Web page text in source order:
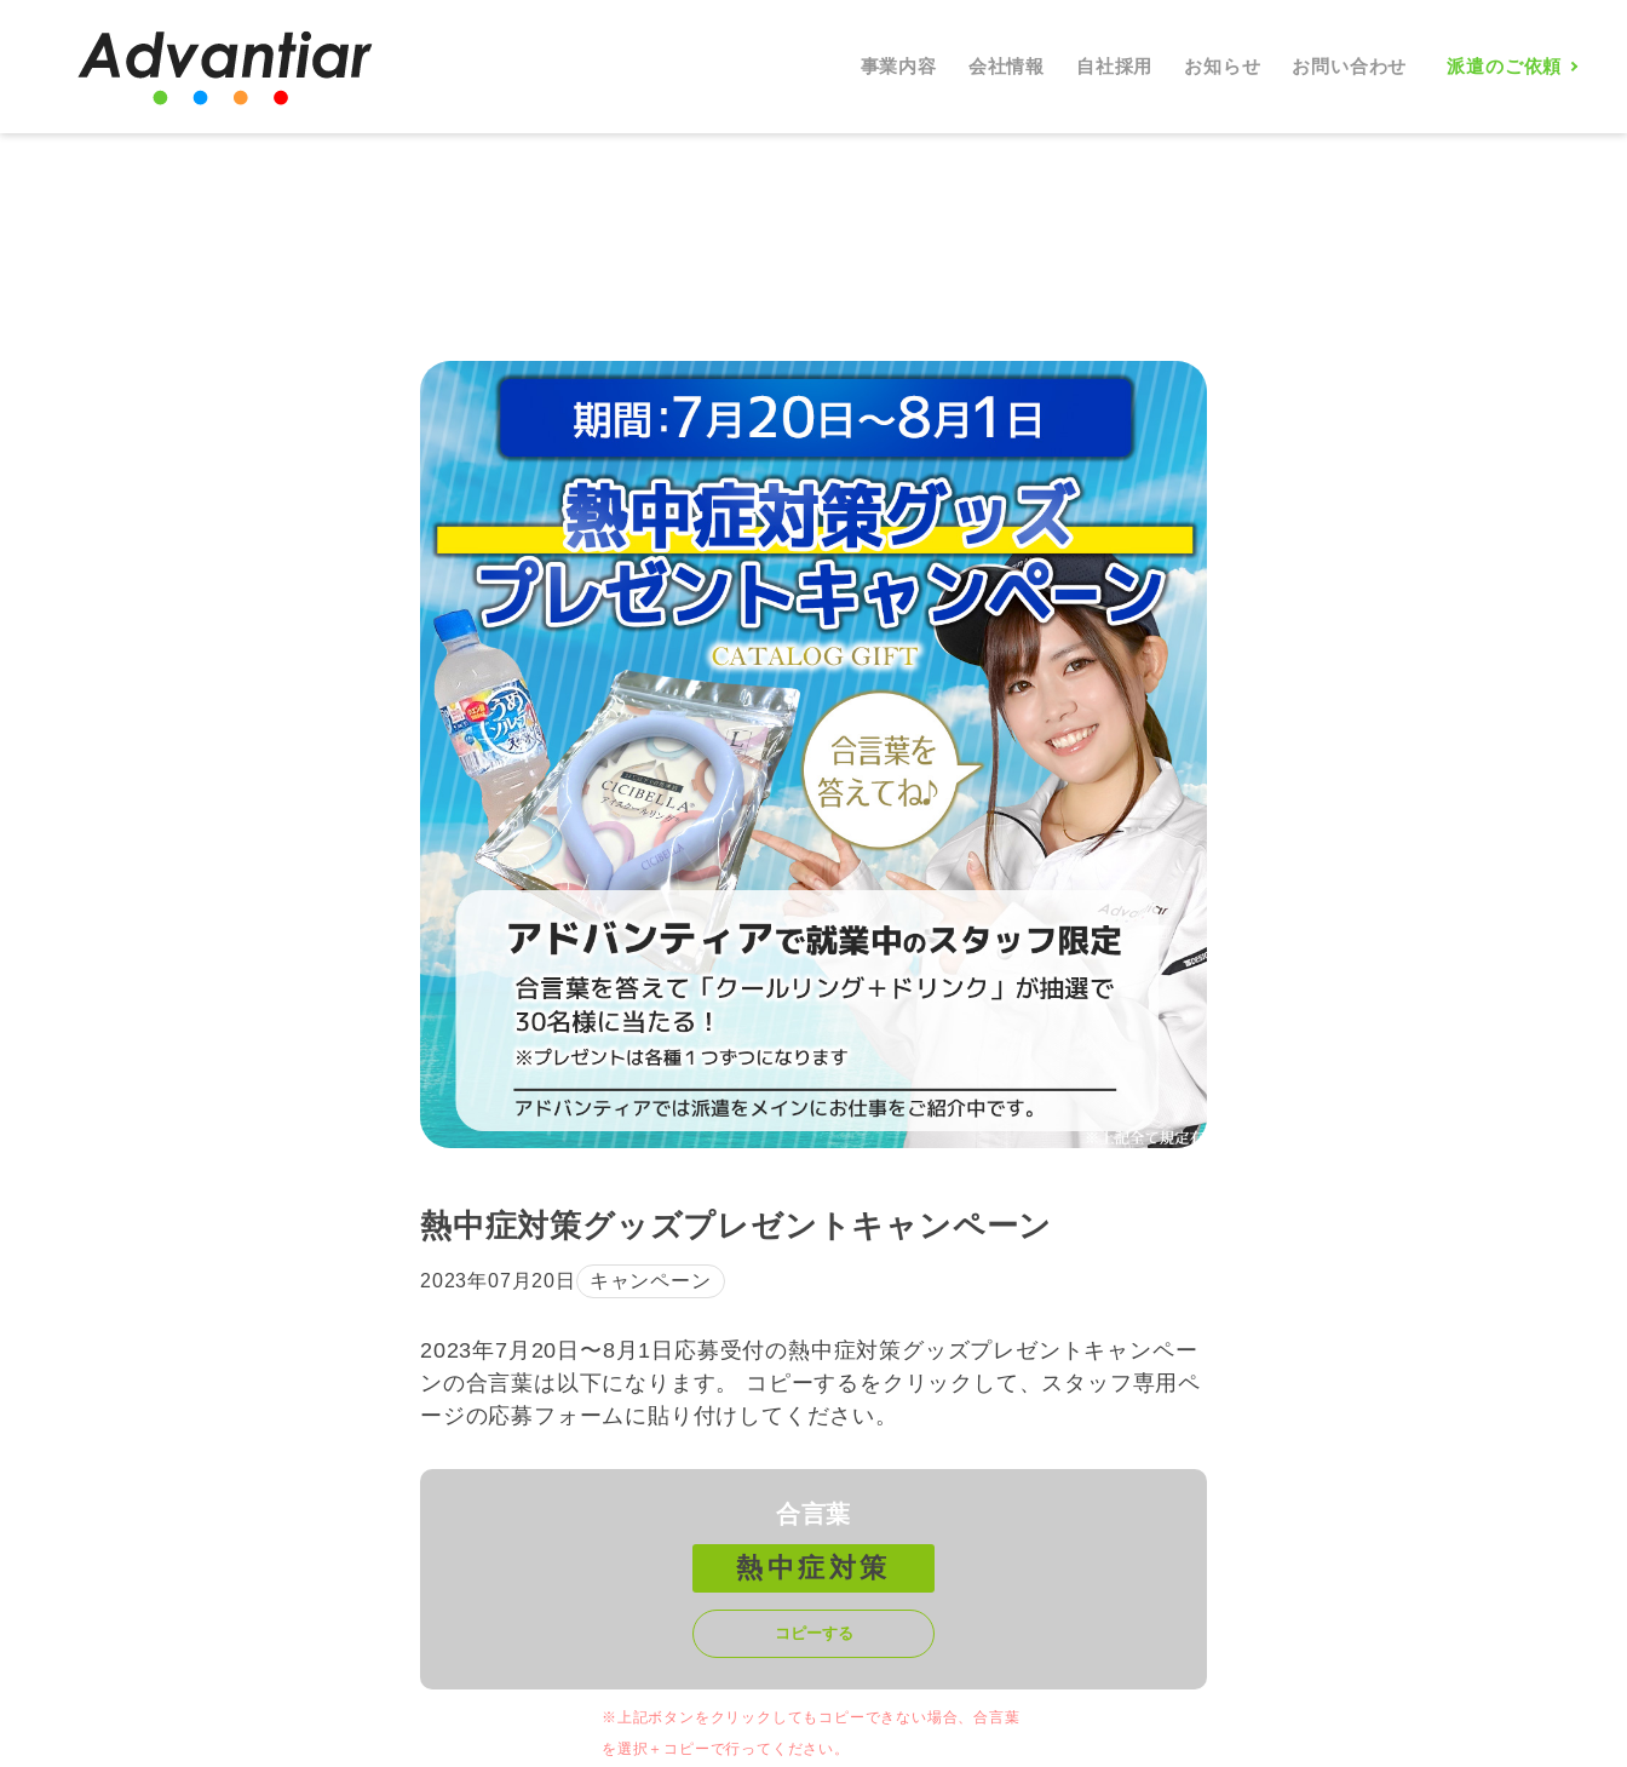
事業内容 会社情報 自社採用 お知らせ お問い合わせ 派遣のご依頼
熱中症対策グッズプレゼントキャンペーン
2023年07月20日 キャンペーン
2023年7月20日〜8月1日応募受付の熱中症対策グッズプレゼントキャンペー
ンの合言葉は以下になります。 コピーするをクリックして、スタッフ専用ペ
ージの応募フォームに貼り付けしてください。
合言葉
熱中症対策
コピーする
※上記ボタンをクリックしてもコピーできない場合、合言葉
を選択＋コピーで行ってください。